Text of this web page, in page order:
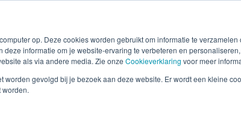
op. Deze cookies worden gebruikt om informatie te
deze informatie om je website-ervaring te verbeteren en
als via andere media. Zie onze Cookieverklaring voor meer
worden gevolgd bij je bezoek aan deze website. Er wordt een kleine
Debiteurenbeheer Incasso Detachering